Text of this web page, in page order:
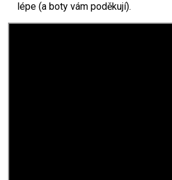
lépe (a boty vám poděkují).